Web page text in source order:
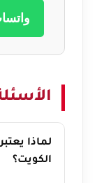
لماذا
الكويت؟